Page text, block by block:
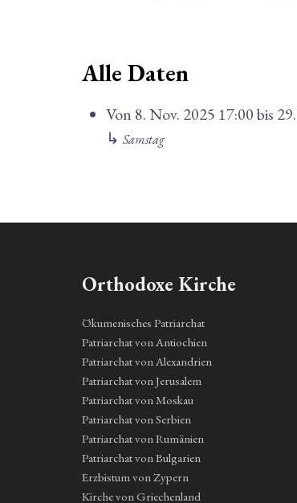
Alle Daten
Von 8. Nov. 2025 17:00bis
↳ Samstag
Orthodoxe Kirche
Ökumenisches Patriarchat
Patriarchat von Antiochien
Patriarchat von Alexandrien
Patriarchat von Jerusalem
Patriarchat von Moskau
Patriarchat von Serbien
Patriarchat von Rumänien
Patriarchat von Bulgarien
Erzbistum von Zypern
Kirche von Griechenland